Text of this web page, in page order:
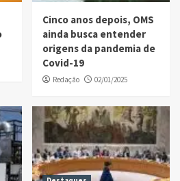
Cinco anos depois, OMS
ainda busca entender
origens da pandemia de
Covid-19
Redação 02/01/2025